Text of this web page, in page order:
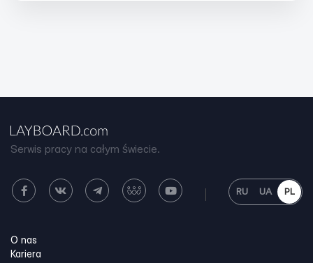
Serwis pracy na całym świecie.
RU UA PL
O nas
Kariera